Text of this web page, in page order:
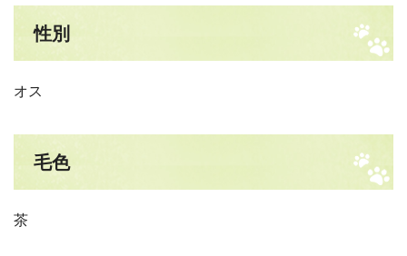
性別
オス
毛色
茶